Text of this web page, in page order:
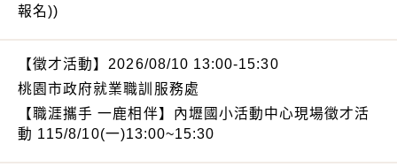
報名))
【徵才活動】2026/08/10 13:00-15:30
桃園市政府就業職訓服務處
【職涯攜手 一鹿相伴】內壢國小活動中心現場徵才活
動 115/8/10(一)13:00~15:30